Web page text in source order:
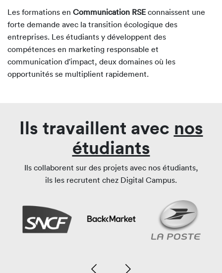
Les formations en Communication RSE connaissent une
forte demande avec la transition écologique des
entreprises. Les étudiants y développent des
compétences en marketing responsable et
communication d'impact, deux domaines où les
opportunités se multiplient rapidement.
Ils travaillent avec nos
étudiants
Ils collaborent sur des projets avec nos étudiants,
ils les recrutent chez Digital Campus.